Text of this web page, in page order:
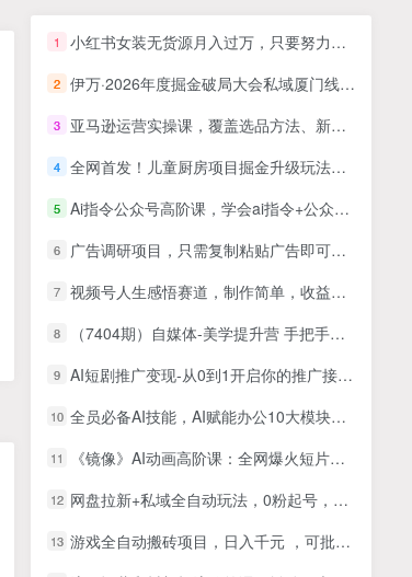
1 小红书女装无货源月入过万，只要努力就会有成效！
2 伊万·2026年度掘金破局大会私域厦门线下课1月7日-8日(音频+字幕)
3 亚马逊运营实操课，覆盖选品方法、新品口诀必学、广告最新打法等全流程，打造跨境爆款店铺（更新4月）
4 全网首发！儿童厨房项目掘金升级玩法，日入1000+，喂饭级教学，小白轻松上手
5 Ai指令公众号高阶课，学会ai指令+公众号的底层逻辑
6 广告调研项目，只需复制粘贴广告即可挣钱，平台大水，任务不限量，一天3张
7 视频号人生感悟赛道，制作简单，收益稳定
8 （7404期）自媒体-美学提升营 手把手带你提升-品牌审美，做一个有调性博主（11节课）
9 AI短剧推广变现-从0到1开启你的推广接单之路
10 全员必备AI技能，AI赋能办公10大模块全景课，覆盖文档处理、内容创作、数据分析、智能体开发等核心场景
11 《镜像》AI动画高阶课：全网爆火短片复刻，音频驱动+分镜+特效叠加技法
12 网盘拉新+私域全自动玩法，0粉起号，小白可做，当天见收益，已测单日破5000
13 游戏全自动搬砖项目，日入千元 ，可批量矩阵无限放大